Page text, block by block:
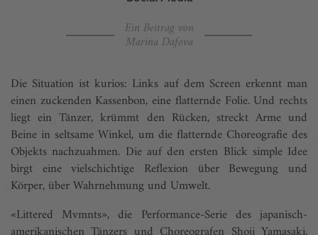
Ein Beitrag von
Marina Dafova
Die Situation ist kurios: Links auf dem Screen erkennt man
einen zuckenden Kassenbon, eine flatternde Folie. Und rechts
liegt ein Tänzer, krümmt den Rücken, streckt Arme und
Beine in seltsame Winkel, um die flatternde Choreografie des
Objekts nachzuahmen. Die auf den ersten Blick simple Idee
birgt eine vielschichtige Reflexion über Bewegung und
Körper, über Wahrnehmung und Umwelt.
«Littered Mvmnts», die Performance-Serie des japanisch-